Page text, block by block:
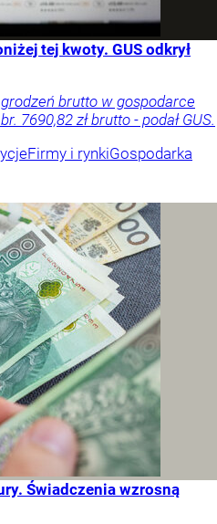
tej kwoty. GUS odkrył
brutto w gospodarce
7690,82 zł brutto - podał GUS.
Firmy i rynkiGospodarka
Świadczenia wzrosną